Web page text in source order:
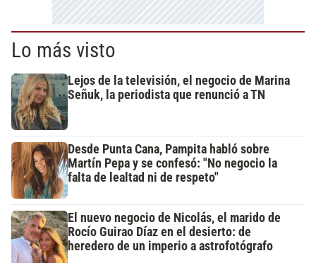
Lo más visto
Lejos de la televisión, el negocio de Marina
Señuk, la periodista que renunció a TN
Desde Punta Cana, Pampita habló sobre
Martín Pepa y se confesó: "No negocio la
falta de lealtad ni de respeto"
El nuevo negocio de Nicolás, el marido de
Rocío Guirao Díaz en el desierto: de
heredero de un imperio a astrofotógrafo